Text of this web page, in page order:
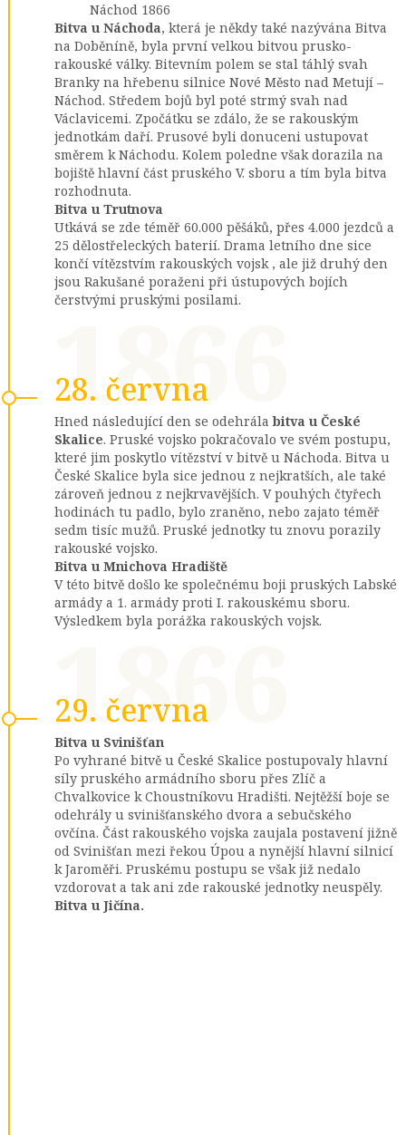
Náchod 1866
Bitva u Náchoda, která je někdy také nazývána Bitva
na Doběníně, byla první velkou bitvou prusko-
rakouské války. Bitevním polem se stal táhlý svah
Branky na hřebenu silnice Nové Město nad Metují –
Náchod. Středem bojů byl poté strmý svah nad
Václavicemi. Zpočátku se zdálo, že se rakouským
jednotkám daří. Prusové byli donuceni ustupovat
směrem k Náchodu. Kolem poledne však dorazila na
bojiště hlavní část pruského V. sboru a tím byla bitva
rozhodnuta.
Bitva u Trutnova
Utkává se zde téměř 60.000 pěšáků, přes 4.000 jezdců a
25 dělostřeleckých baterií. Drama letního dne sice
končí vítězstvím rakouských vojsk , ale již druhý den
jsou Rakušané poraženi při ústupových bojích
čerstvými pruskými posilami.
28. června
1866
Hned následující den se odehrálabitva u České
Skalice. Pruské vojsko pokračovalo ve svém postupu,
které jim poskytlo vítězství v bitvě u Náchoda. Bitva u
České Skalice byla sice jednou z nejkratších, ale také
zároveň jednou z nejkrvavějších. V pouhých čtyřech
hodinách tu padlo, bylo zraněno, nebo zajato téměř
sedm tisíc mužů. Pruské jednotky tu znovu porazily
rakouské vojsko.
Bitva u Mnichova Hradiště
V této bitvě došlo ke společnému boji pruských Labské
armády a 1. armády proti I. rakouskému sboru.
Výsledkem byla porážka rakouských vojsk.
29. června
1866
Bitva u Svinišťan
Po vyhrané bitvě u České Skalice postupovaly hlavní
síly pruského armádního sboru přes Zlíč a
Chvalkovice k Choustníkovu Hradišti. Nejtěžší boje se
odehrály u svinišťanského dvora a sebučského
ovčína. Část rakouského vojska zaujala postavení jižně
od Svinišťan mezi řekou Úpou a nynější hlavní silnicí
k Jaroměři. Pruskému postupu se však již nedalo
vzdorovat a tak ani zde rakouské jednotky neuspěly.
Bitva u Jičína.